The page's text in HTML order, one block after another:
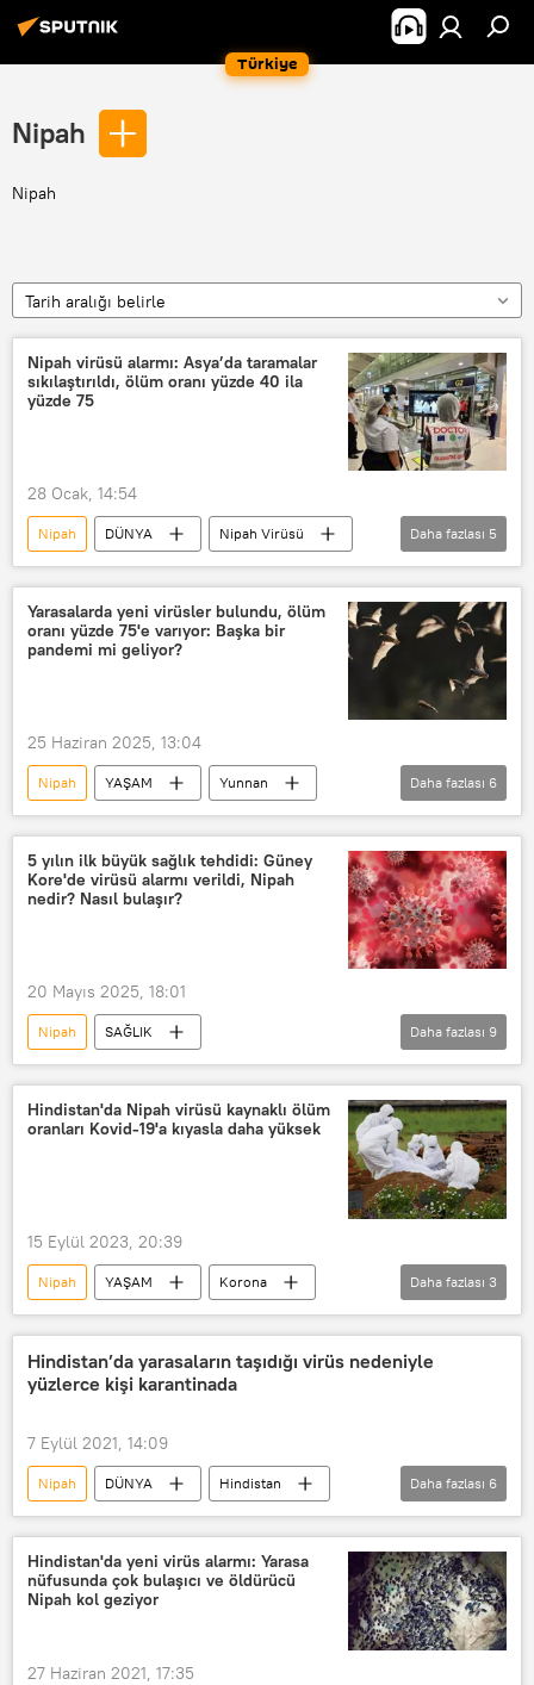
Türkiye
Nipah
Nipah
Tarih aralığı belirle
Nipah virüsü alarmı: Asya’da taramalar
sıkılaştırıldı, ölüm oranı yüzde 40 ila
yüzde 75
28 Ocak, 14:54
Nipah DÜNYA
Nipah Virüsü
Asya
Asya & Pasifik
Tayland
İngiltere
Haberler
Daha fazlası 5
Yarasalarda yeni virüsler bulundu, ölüm
oranı yüzde 75'e varıyor: Başka bir
pandemi mi geliyor?
25 Haziran 2025, 13:04
Nipah YAŞAM
Yunnan
Çin
Nipah Virüsü
Hendra virüsü
Henipavirüs
Salgın
Salgın hastalık
Daha fazlası 6
5 yılın ilk büyük sağlık tehdidi: Güney
Kore'de virüsü alarmı verildi, Nipah
nedir? Nasıl bulaşır?
20 Mayıs 2025, 18:01
Nipah
SAĞLIK
Dünya Sağlık Örgütü (WHO)
Bangladeş
Asya
Asya & Pasifik
Güneydoğu Asya
Daha fazlası 9
Hindistan'da Nipah virüsü kaynaklı ölüm
oranları Kovid-19'a kıyasla daha yüksek
15 Eylül 2023, 20:39
Nipah YAŞAM
Korona
Koronavirüs
Hindistan
Hindustan Times
Daha fazlası 3
Hindistan’da yarasaların taşıdığı virüs nedeniyle
yüzlerce kişi karantinada
7 Eylül 2021, 14:09
Nipah DÜNYA
Hindistan
Virüs
Çocuk
Yarasa
Hasta
Karantina Can kaybı
Daha fazlası 6
Hindistan'da yeni virüs alarmı: Yarasa
nüfusunda çok bulaşıcı ve öldürücü
Nipah kol geziyor
27 Haziran 2021, 17:35